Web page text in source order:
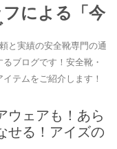
による「今
と実績の安全靴専門の通
ブログです！安全靴・
テムをご紹介します！
ウェアも！あら
せる！アイズの